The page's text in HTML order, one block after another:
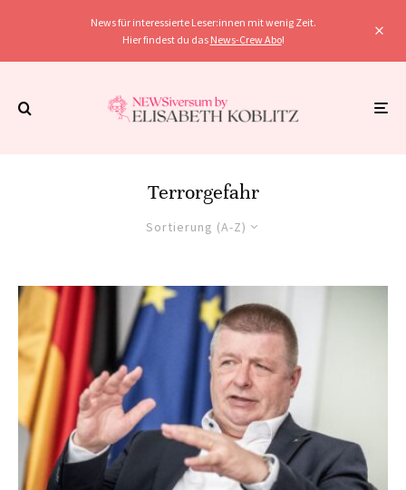
News für interessierte Leser:innen mit wenig Zeit.
Hier findest du das News-Crew Abo!
Terrorgefahr
Sortierung (A-Z)